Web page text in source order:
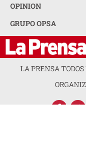
OPINION
GRUPO OPSA
LA PRENSA TODOS